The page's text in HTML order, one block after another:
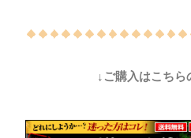
↓ご購入はこちら